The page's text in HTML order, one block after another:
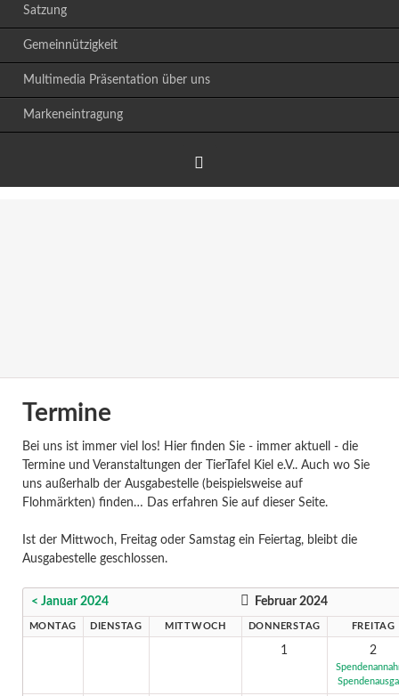
Satzung
Gemeinnützigkeit
Multimedia Präsentation über uns
Markeneintragung
Termine
Bei uns ist immer viel los! Hier finden Sie - immer aktuell - die
Termine und Veranstaltungen der TierTafel Kiel e.V.. Auch wo Sie
uns außerhalb der Ausgabestelle (beispielsweise auf
Flohmärkten) finden… Das erfahren Sie auf dieser Seite.
Ist der Mittwoch, Freitag oder Samstag ein Feiertag, bleibt die
Ausgabestelle geschlossen.
< Januar 2024 Februar 2024
MONTAG DIENSTAG MITTWOCH DONNERSTAG FREITAG
1 2